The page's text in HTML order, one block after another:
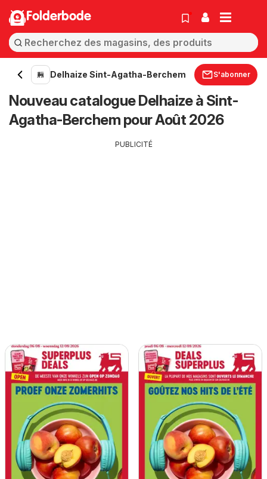
Folderbode
Delhaize Sint-Agatha-Berchem S'abonner
Nouveau catalogue Delhaize à Sint-
Agatha-Berchem pour Août 2026
PUBLICITÉ